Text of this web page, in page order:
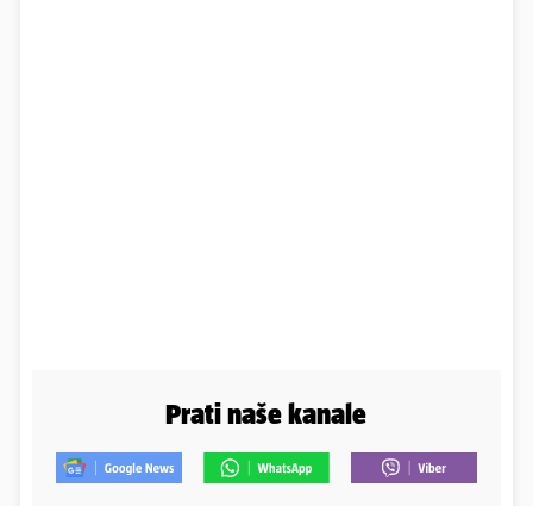
Prati naše kanale